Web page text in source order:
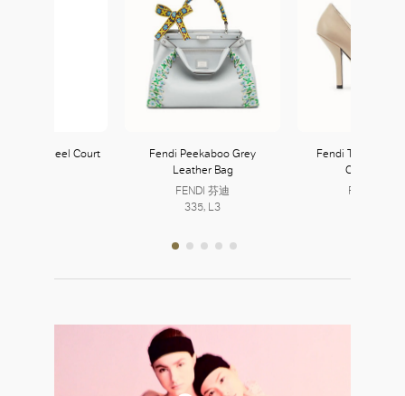
Mid-Heel Court
Fendi Peekaboo Grey
Leather Bag
FENDI 芬迪
335, L3
Fendi Two-Tone
Court Shoes
FENDI 芬迪